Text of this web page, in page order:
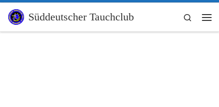
Zum Inhalt springen
Süddeutscher Tauchclub
Search